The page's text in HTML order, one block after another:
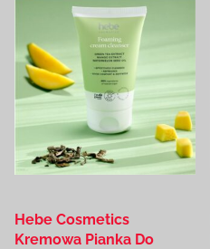
Hebe Cosmetics
Kremowa Pianka Do